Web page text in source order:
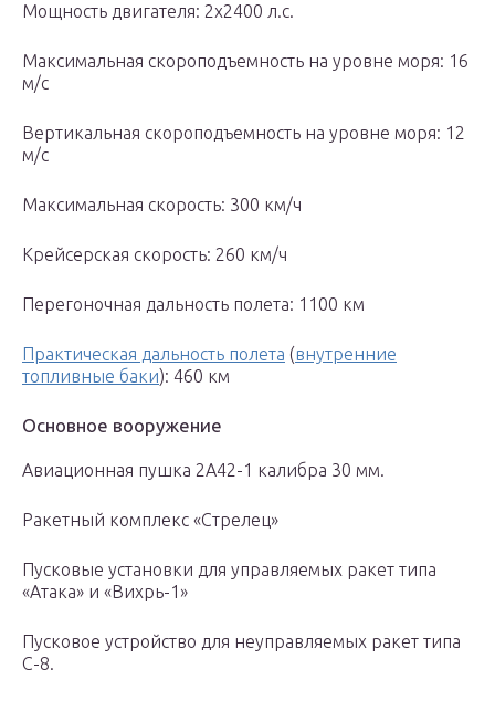
Мощность двигателя: 2х2400 л.с.
Максимальная скороподъемность на уровне моря: 16
м/с
Вертикальная скороподъемность на уровне моря: 12
м/с
Максимальная скорость: 300 км/ч
Крейсерская скорость: 260 км/ч
Перегоночная дальность полета: 1100 км
Практическая дальность полета (внутренние
топливные баки): 460 км
Основное вооружение
Авиационная пушка 2А42-1 калибра 30 мм.
Ракетный комплекс «Стрелец»
Пусковые установки для управляемых ракет типа
«Атака» и «Вихрь-1»
Пусковое устройство для неуправляемых ракет типа
С-8.